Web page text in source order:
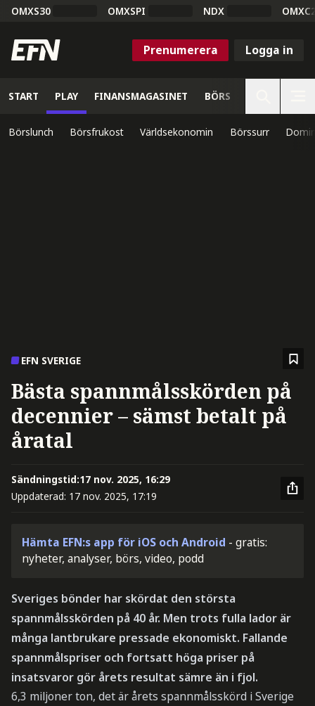
OMXS30 OMXSPI NDX
Prenumerera Logga in
START PLAY FINANSMAGASINET BÖRS
Börslunch Börsfrukost Världsekonomin Börssurr
EFN SVERIGE
Bästa spannmålsskörden på
decennier – sämst betalt på
åratal
Sändningstid:17 nov. 2025, 16:29
Uppdaterad: 17 nov. 2025, 17:19
Hämta EFN:s app för iOS och Android - gratis:
nyheter, analyser, börs, video, podd
Sveriges bönder har skördat den största
spannmålsskörden på 40 år. Men trots fulla lador är
många lantbrukare pressade ekonomiskt. Fallande
spannmålspriser och fortsatt höga priser på
insatsvaror gör årets resultat sämre än i fjol.
6,3 miljoner ton, det är årets spannmålsskörd i Sverige